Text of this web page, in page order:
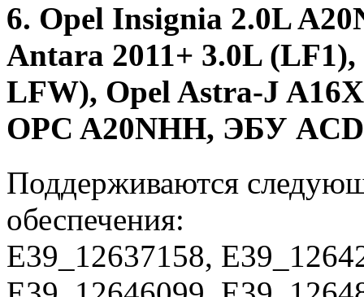
6. Opel Insignia 2.0L
Antara 2011+ 3.0L
LFW), Opel Astra-J
OPC A20NHH, ЭБУ
Поддерживаются
обеспечения:
E39_12637158,